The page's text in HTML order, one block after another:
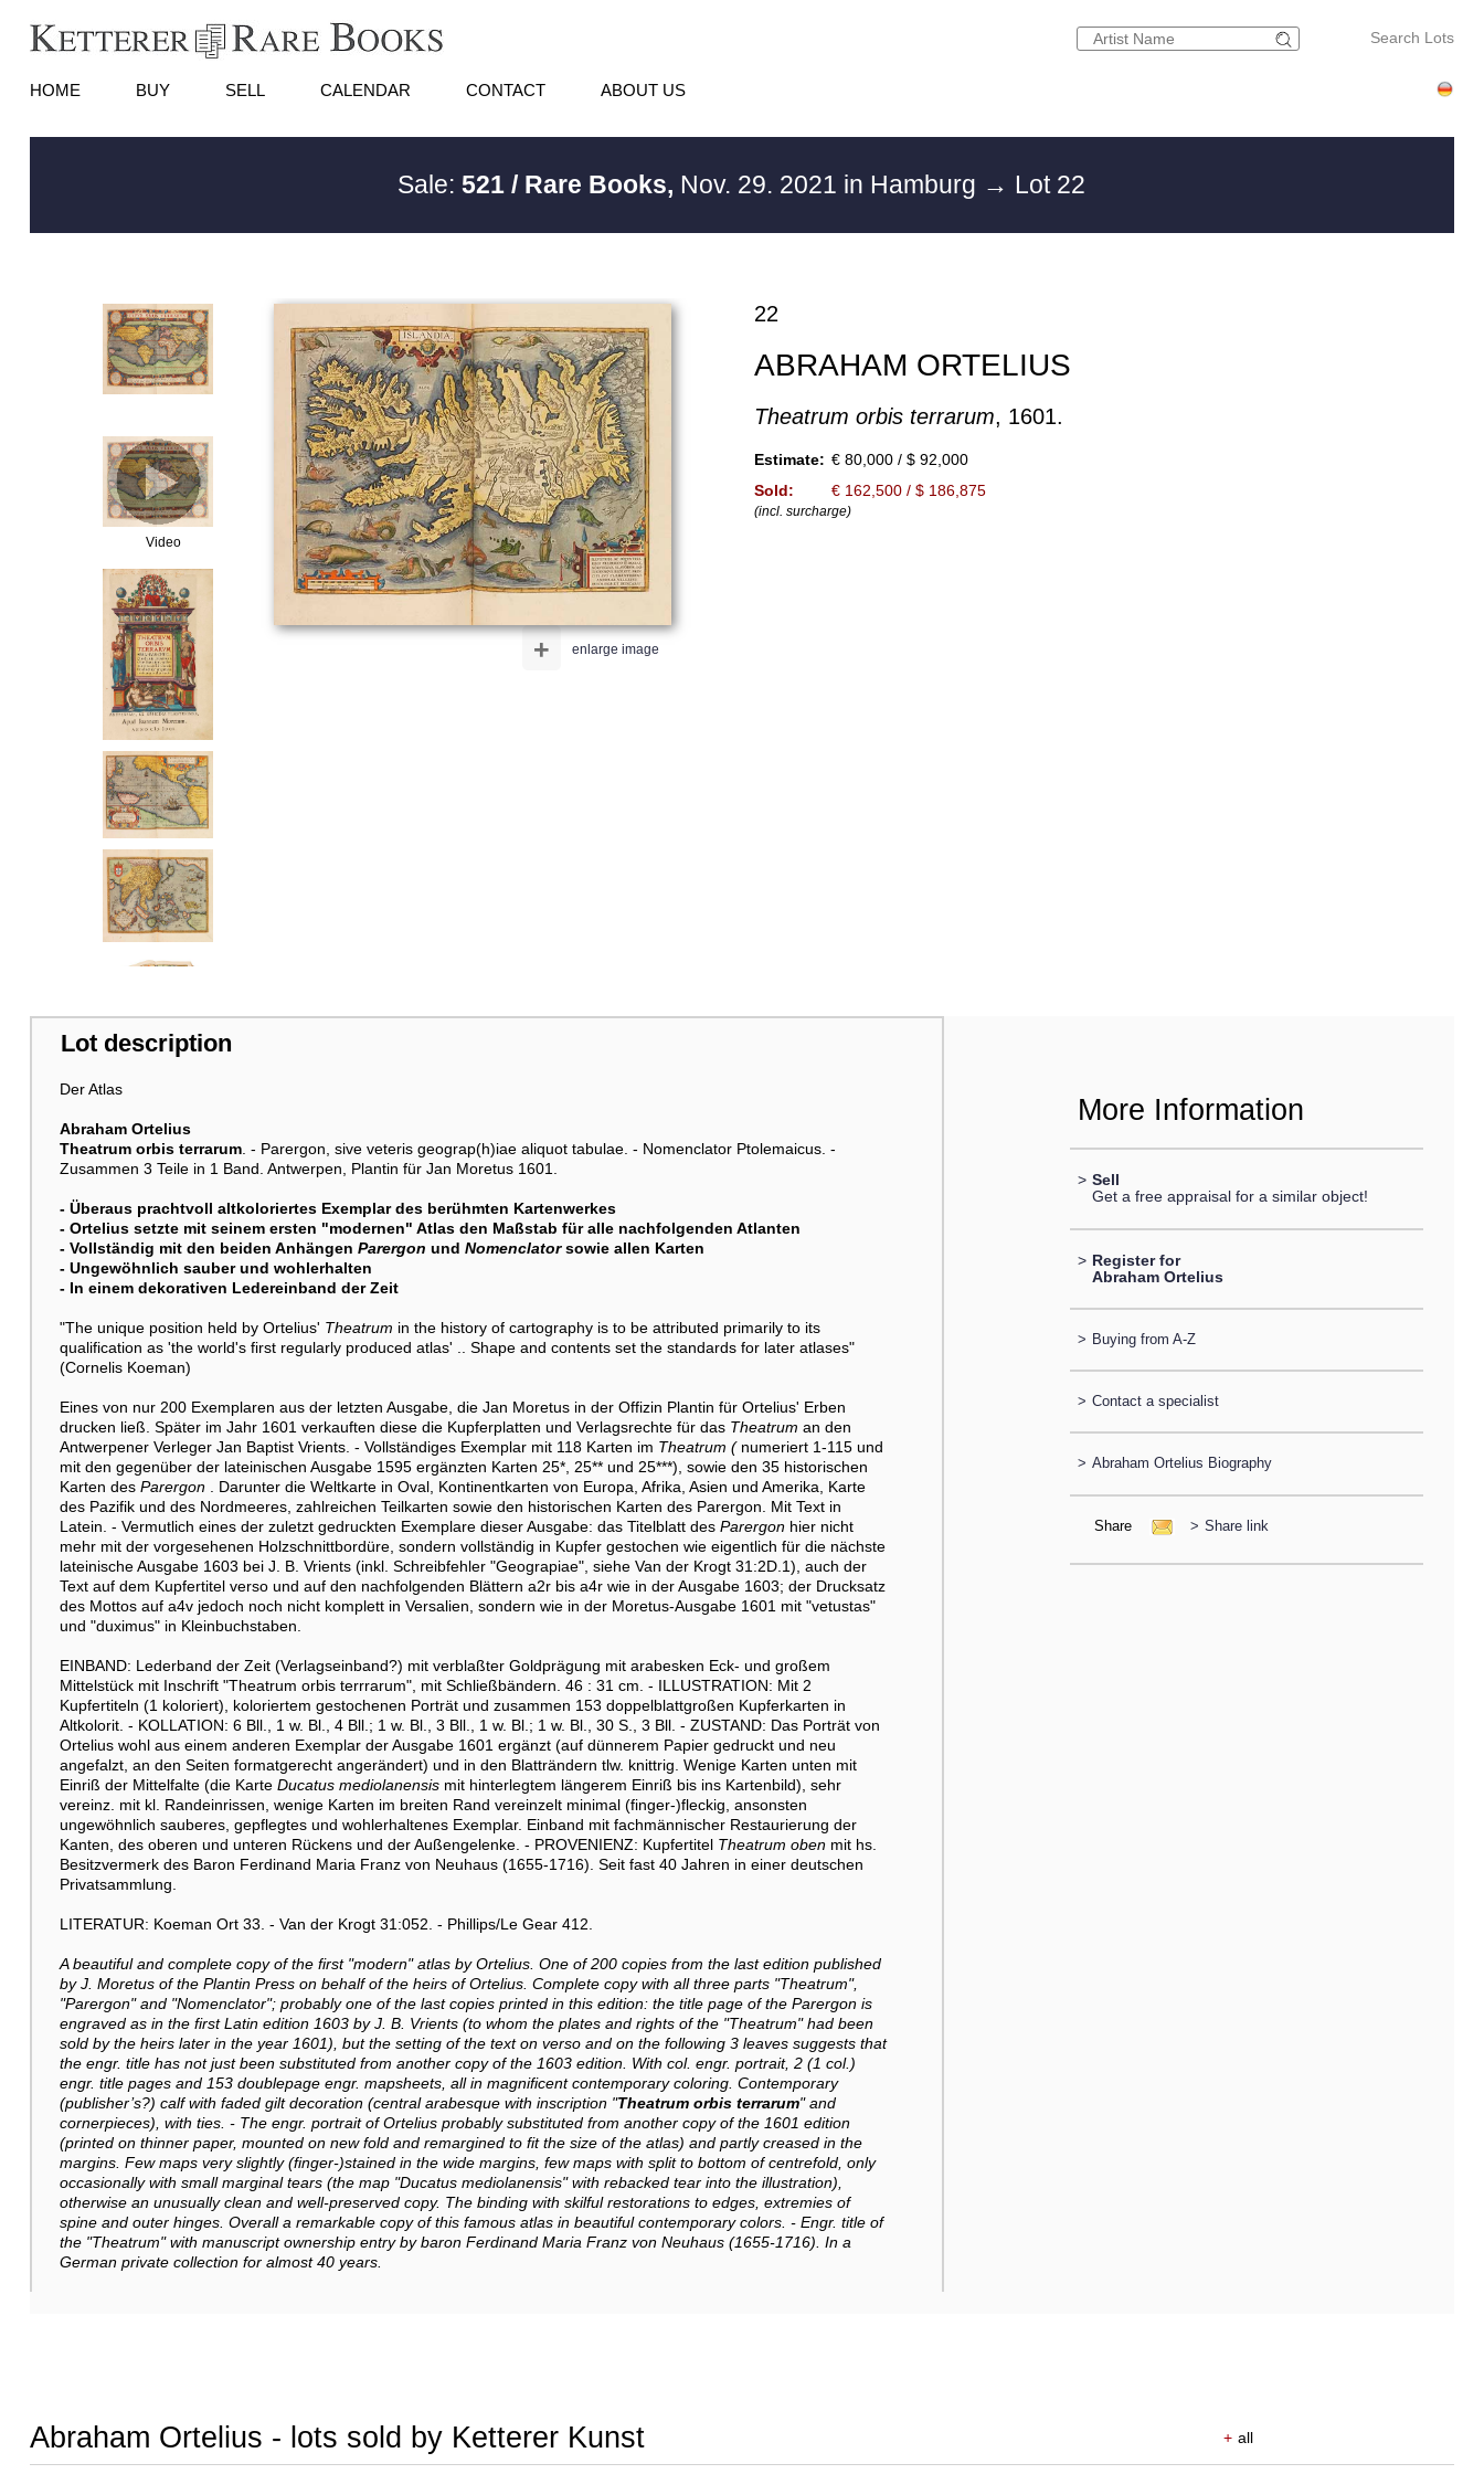
Search Lots
HOME BUY SELL CALENDAR CONTACT ABOUT US
Sale:521 / Rare Books, Nov. 29. 2021 in Hamburg → Lot 22
Video
enlarge image
+
22
ABRAHAM ORTELIUS
Theatrum orbis terrarum, 1601.
Estimate: € 80,000 / $ 92,000
Sold:
€ 162,500 / $ 186,875
(incl. surcharge)
Lot description
Der Atlas
Abraham Ortelius
Theatrum orbis terrarum. - Parergon, sive veteris geograp(h)iae aliquot tabulae. - Nomenclator Ptolemaicus. -
Zusammen 3 Teile in 1 Band. Antwerpen, Plantin für Jan Moretus 1601.
- Überaus prachtvoll altkoloriertes Exemplar des berühmten Kartenwerkes
- Ortelius setzte mit seinem ersten "modernen" Atlas den Maßstab für alle nachfolgenden Atlanten
- Vollständig mit den beiden Anhängen Parergon und Nomenclatorsowie allen Karten
- Ungewöhnlich sauber und wohlerhalten
- In einem dekorativen Ledereinband der Zeit
"The unique position held by Ortelius' Theatrum in the history of cartography is to be attributed primarily to its
qualification as 'the world's first regularly produced atlas' .. Shape and contents set the standards for later atlases"
(Cornelis Koeman)
Eines von nur 200 Exemplaren aus der letzten Ausgabe, die Jan Moretus in der Offizin Plantin für Ortelius' Erben
drucken ließ. Später im Jahr 1601 verkauften diese die Kupferplatten und Verlagsrechte für das Theatrum an den
Antwerpener Verleger Jan Baptist Vrients. - Vollständiges Exemplar mit 118 Karten im Theatrum (numeriert 1-115 und
mit den gegenüber der lateinischen Ausgabe 1595 ergänzten Karten 25*, 25** und 25***), sowie den 35 historischen
Karten des Parergon. Darunter die Weltkarte in Oval, Kontinentkarten von Europa, Afrika, Asien und Amerika, Karte
des Pazifik und des Nordmeeres, zahlreichen Teilkarten sowie den historischen Karten des Parergon. Mit Text in
Latein. - Vermutlich eines der zuletzt gedruckten Exemplare dieser Ausgabe: das Titelblatt des Parergonhier nicht
mehr mit der vorgesehenen Holzschnittbordüre, sondern vollständig in Kupfer gestochen wie eigentlich für die nächste
lateinische Ausgabe 1603 bei J. B. Vrients (inkl. Schreibfehler "Geograpiae", siehe Van der Krogt 31:2D.1), auch der
Text auf dem Kupfertitel verso und auf den nachfolgenden Blättern a2r bis a4r wie in der Ausgabe 1603; der Drucksatz
des Mottos auf a4v jedoch noch nicht komplett in Versalien, sondern wie in der Moretus-Ausgabe 1601 mit "vetustas"
und "duximus" in Kleinbuchstaben.
EINBAND: Lederband der Zeit (Verlagseinband?) mit verblaßter Goldprägung mit arabesken Eck- und großem
Mittelstück mit Inschrift "Theatrum orbis terrrarum", mit Schließbändern. 46 : 31 cm. - ILLUSTRATION: Mit 2
Kupfertiteln (1 koloriert), koloriertem gestochenen Porträt und zusammen 153 doppelblattgroßen Kupferkarten in
Altkolorit. - KOLLATION: 6 Bll., 1 w. Bl., 4 Bll.; 1 w. Bl., 3 Bll., 1 w. Bl.; 1 w. Bl., 30 S., 3 Bll. - ZUSTAND: Das Porträt von
Ortelius wohl aus einem anderen Exemplar der Ausgabe 1601 ergänzt (auf dünnerem Papier gedruckt und neu
angefalzt, an den Seiten formatgerecht angerändert) und in den Blatträndern tlw. knittrig. Wenige Karten unten mit
Einriß der Mittelfalte (die Karte Ducatus mediolanensismit hinterlegtem längerem Einriß bis ins Kartenbild), sehr
vereinz. mit kl. Randeinrissen, wenige Karten im breiten Rand vereinzelt minimal (finger-)fleckig, ansonsten
ungewöhnlich sauberes, gepflegtes und wohlerhaltenes Exemplar. Einband mit fachmännischer Restaurierung der
Kanten, des oberen und unteren Rückens und der Außengelenke. - PROVENIENZ: Kupfertitel Theatrum oben mit hs.
Besitzvermerk des Baron Ferdinand Maria Franz von Neuhaus (1655-1716). Seit fast 40 Jahren in einer deutschen
Privatsammlung.
LITERATUR: Koeman Ort 33. - Van der Krogt 31:052. - Phillips/Le Gear 412.
A beautiful and complete copy of the first "modern" atlas by Ortelius. One of 200 copies from the last edition published
by J. Moretus of the Plantin Press on behalf of the heirs of Ortelius. Complete copy with all three parts "Theatrum",
"Parergon" and "Nomenclator"; probably one of the last copies printed in this edition: the title page of the Parergon is
engraved as in the first Latin edition 1603 by J. B. Vrients (to whom the plates and rights of the "Theatrum" had been
sold by the heirs later in the year 1601), but the setting of the text on verso and on the following 3 leaves suggests that
the engr. title has not just been substituted from another copy of the 1603 edition. With col. engr. portrait, 2 (1 col.)
engr. title pages and 153 doublepage engr. mapsheets, all in magnificent contemporary coloring. Contemporary
(publisher’s?) calf with faded gilt decoration (central arabesque with inscription "Theatrum orbis terrarum" and
cornerpieces), with ties. - The engr. portrait of Ortelius probably substituted from another copy of the 1601 edition
(printed on thinner paper, mounted on new fold and remargined to fit the size of the atlas) and partly creased in the
margins. Few maps very slightly (finger-)stained in the wide margins, few maps with split to bottom of centrefold, only
occasionally with small marginal tears (the map "Ducatus mediolanensis" with rebacked tear into the illustration),
otherwise an unusually clean and well-preserved copy. The binding with skilful restorations to edges, extremies of
spine and outer hinges. Overall a remarkable copy of this famous atlas in beautiful contemporary colors. - Engr. title of
the "Theatrum" with manuscript ownership entry by baron Ferdinand Maria Franz von Neuhaus (1655-1716). In a
German private collection for almost 40 years.
More Information
> Sell
Get a free appraisal for a similar object!
> Register for
Abraham Ortelius
> Buying from A-Z
> Contact a specialist
> Abraham Ortelius Biography
Share > Share link
Abraham Ortelius - lots sold by Ketterer Kunst + all